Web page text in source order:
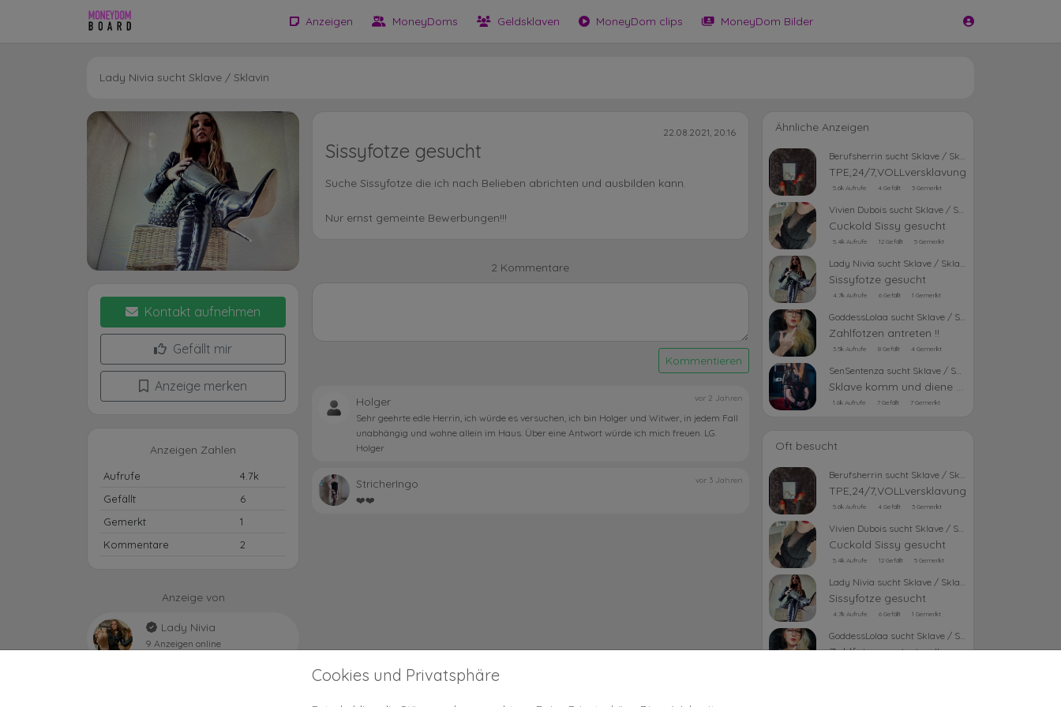
Anzeigen MoneyDoms Geldsklaven MoneyDom clips MoneyDom Bilder
Lady Nivia sucht Sklave / Sklavin
Kontakt aufnehmen
Gefällt mir
Anzeige merken
Anzeigen Zahlen
Aufrufe
4.7k
Gefällt
6
Gemerkt
1
Kommentare
2
Anzeige von
Lady Nivia
9 Anzeigen online
22.08.2021, 20:16
Sissyfotze gesucht
Suche Sissyfotze die ich nach Belieben abrichten und ausbilden kann.
Nur ernst gemeinte Bewerbungen!!!
2 Kommentare
Kommentieren
vor 2 Jahren
Holger
Sehr geehrte edle Herrin, ich würde es versuchen, ich bin Holger und Witwer, in jedem Fall
unabhängig und wohne allein im Haus. Über eine Antwort würde ich mich freuen. LG.
Holger
vor 3 Jahren
StricherIngo
❤️❤️
Ähnliche Anzeigen
Berufsherrin sucht Sklave / Sklavin
TPE,24/7,VOLLversklavung
5.6k Aufrufe 4 Gefällt 3 Gemerkt
Vivien Dubois sucht Sklave / Sklavin
Cuckold Sissy gesucht
5.4k Aufrufe 12 Gefällt 5 Gemerkt
Lady Nivia sucht Sklave / Sklavin
Sissyfotze gesucht
4.7k Aufrufe 6 Gefällt 1 Gemerkt
GoddessLolaa sucht Sklave / Sklavin
Zahlfotzen antreten !!
3.5k Aufrufe 8 Gefällt 4 Gemerkt
SenSentenza sucht Sklave / Sklavin
Sklave komm und diene mir
1.6k Aufrufe 7 Gefällt 7 Gemerkt
Oft besucht
Berufsherrin sucht Sklave / Sklavin
TPE,24/7,VOLLversklavung
5.6k Aufrufe 4 Gefällt 3 Gemerkt
Vivien Dubois sucht Sklave / Sklavin
Cuckold Sissy gesucht
5.4k Aufrufe 12 Gefällt 5 Gemerkt
Lady Nivia sucht Sklave / Sklavin
Sissyfotze gesucht
4.7k Aufrufe 6 Gefällt 1 Gemerkt
GoddessLolaa sucht Sklave / Sklavin
Zahlfotzen antreten !!
Cookies und Privatsphäre